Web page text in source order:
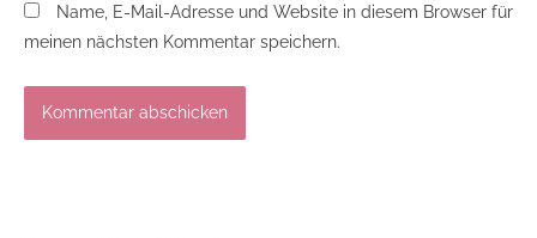
Name, E-Mail-Adresse und Website in diesem Browser für
meinen nächsten Kommentar speichern.